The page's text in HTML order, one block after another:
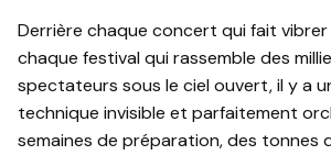
Derrière chaque concert qui fait vibrer
chaque festival qui rassemble des
spectateurs sous le ciel ouvert, il y a
technique invisible et parfaitement
semaines de préparation, des tonnes